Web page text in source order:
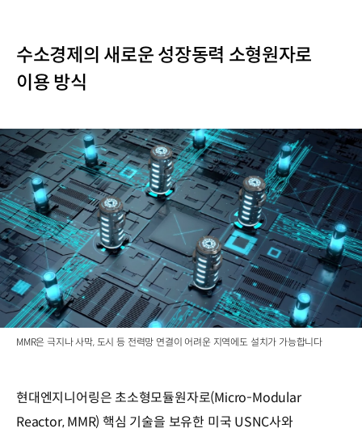
수소경제의 새로운 성장동력 소형원자로
이용 방식
MMR은 극지나 사막, 도시 등 전력망 연결이 어려운 지역에도 설치가 가능합니다
현대엔지니어링은 초소형모듈원자로(Micro-Modular
Reactor, MMR) 핵심 기술을 보유한 미국 USNC사와